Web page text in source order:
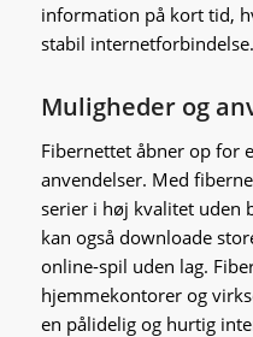
information på kort tid,
stabil internetforbindelse.
Muligheder og
Fibernettet åbner op for
anvendelser. Med
serier i høj kvalitet uden
kan også downloade
online-spil uden lag.
hjemmekontorer og
en pålidelig og hurtig